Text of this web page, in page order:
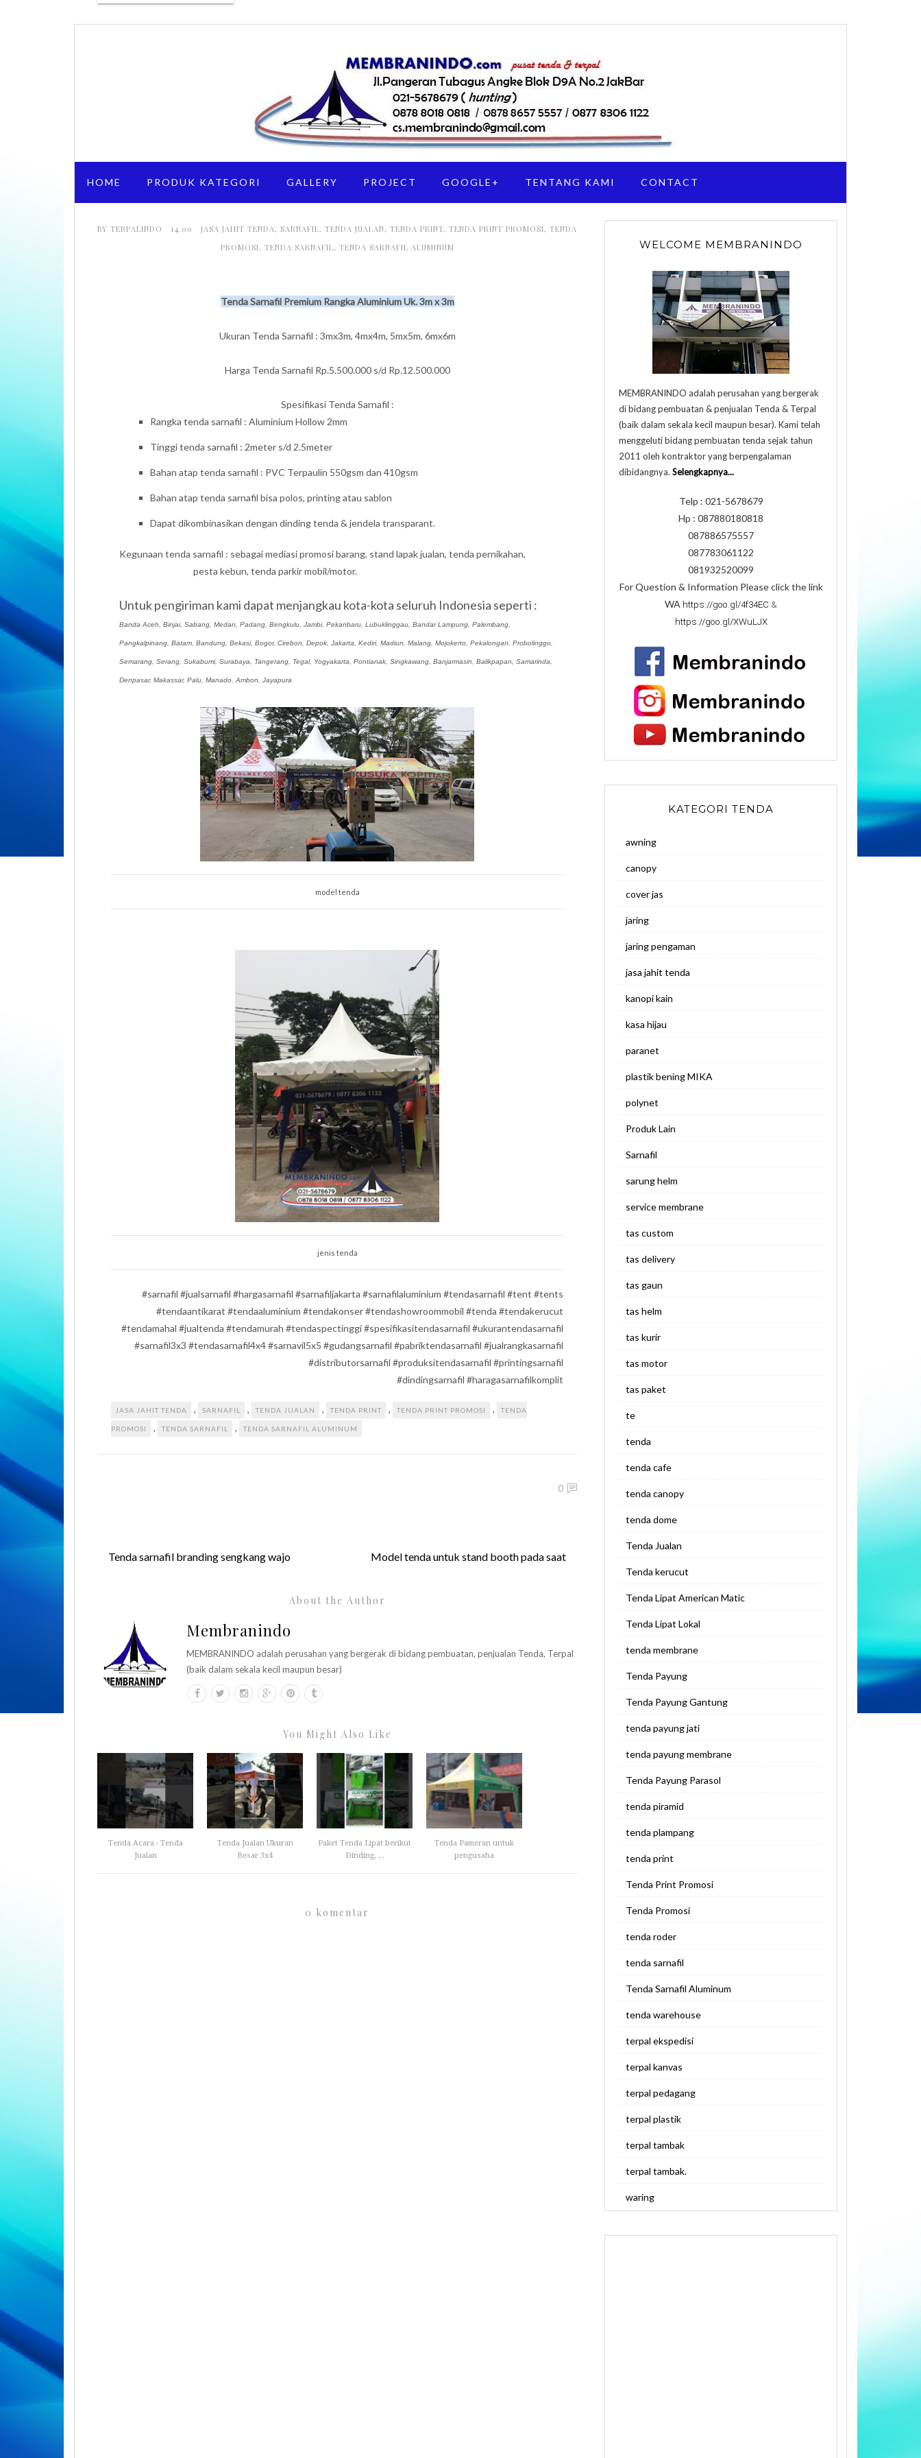
HOME PRODUK KATEGORI GALLERY PROJECT GOOGLE+ TENTANG KAMI CONTACT
BY TERPALINDO 14.00 JASA JAHIT TENDA, SARNAFIL, TENDA JUALAN, TENDA PRINT, TENDA PRINT PROMOSI, TENDA
PROMOSI, TENDA SARNAFIL, TENDA SARNAFIL ALUMINUM
Tenda Sarnafil Premium Rangka Aluminium Uk. 3m x 3m
Ukuran Tenda Sarnafil : 3mx3m, 4mx4m, 5mx5m, 6mx6m
Harga Tenda Sarnafil Rp.5.500.000 s/d Rp.12.500.000
Spesifikasi Tenda Sarnafil :
Rangka tenda sarnafil : Aluminium Hollow 2mm
Tinggi tenda sarnafil : 2meter s/d 2.5meter
Bahan atap tenda sarnafil : PVC Terpaulin 550gsm dan 410gsm
Bahan atap tenda sarnafil bisa polos, printing atau sablon
Dapat dikombinasikan dengan dinding tenda & jendela transparant.
Kegunaan tenda sarnafil : sebagai mediasi promosi barang, stand lapak jualan, tenda pernikahan,
pesta kebun, tenda parkir mobil/motor.
Untuk pengiriman kami dapat menjangkau kota-kota seluruh Indonesia seperti :
Banda Aceh, Binjai, Sabang, Medan, Padang, Bengkulu, Jambi, Pekanbaru, Lubuklinggau, Bandar Lampung, Palembang,
Pangkalpinang, Batam, Bandung, Bekasi, Bogor, Cirebon, Depok, Jakarta, Kediri, Madiun, Malang, Mojokerto, Pekalongan, Probolinggo,
Semarang, Serang, Sukabumi, Surabaya, Tangerang, Tegal, Yogyakarta, Pontianak, Singkawang, Banjarmasin, Balikpapan, Samarinda,
Denpasar, Makassar, Palu, Manado, Ambon, Jayapura
model tenda
jenis tenda
#sarnafil #jualsarnafil #hargasarnafil #sarnafiljakarta #sarnafilaluminium #tendasarnafil #tent #tents
#tendaantikarat #tendaaluminium #tendakonser #tendashowroommobil #tenda #tendakerucut
#tendamahal #jualtenda #tendamurah #tendaspectinggi #spesifikasitendasarnafil #ukurantendasarnafil
#sarnafil3x3 #tendasarnafil4x4 #sarnavil5x5 #gudangsarnafil #pabriktendasarnafil #jualrangkasarnafil
#distributorsarnafil #produksitendasarnafil #printingsarnafil
#dindingsarnafil #haragasarnafilkomplit
JASA JAHIT TENDA , SARNAFIL , TENDA JUALAN , TENDA PRINT , TENDA PRINT PROMOSI , TENDA
PROMOSI , TENDA SARNAFIL , TENDA SARNAFIL ALUMINUM
0
Tenda sarnafil branding sengkang wajo Model tenda untuk stand booth pada saat
About the Author
Membranindo
MEMBRANINDO adalah perusahan yang bergerak di bidang pembuatan, penjualan Tenda, Terpal
(baik dalam sekala kecil maupun besar)
You Might Also Like
Tenda Acara - Tenda
Jualan
Tenda Jualan Ukuran
Besar 3x4
Paket Tenda Lipat berikut
Dinding, ...
Tenda Pameran untuk
pengusaha
0 komentar
WELCOME MEMBRANINDO
MEMBRANINDO adalah perusahan yang bergerak
di bidang pembuatan & penjualan Tenda & Terpal
(baik dalam sekala kecil maupun besar). Kami telah
menggeluti bidang pembuatan tenda sejak tahun
2011 oleh kontraktor yang berpengalaman
dibidangnya. Selengkapnya...
Telp : 021-5678679
Hp : 087880180818
087886575557
087783061122
081932520099
For Question & Information Please click the link
WA https://goo.gl/4f34EC &
https://goo.gl/XWuLJX
KATEGORI TENDA
awning
canopy
cover jas
jaring
jaring pengaman
jasa jahit tenda
kanopi kain
kasa hijau
paranet
plastik bening MIKA
polynet
Produk Lain
Sarnafil
sarung helm
service membrane
tas custom
tas delivery
tas gaun
tas helm
tas kurir
tas motor
tas paket
te
tenda
tenda cafe
tenda canopy
tenda dome
Tenda Jualan
Tenda kerucut
Tenda Lipat American Matic
Tenda Lipat Lokal
tenda membrane
Tenda Payung
Tenda Payung Gantung
tenda payung jati
tenda payung membrane
Tenda Payung Parasol
tenda piramid
tenda plampang
tenda print
Tenda Print Promosi
Tenda Promosi
tenda roder
tenda sarnafil
Tenda Sarnafil Aluminum
tenda warehouse
terpal ekspedisi
terpal kanvas
terpal pedagang
terpal plastik
terpal tambak
terpal tambak.
waring